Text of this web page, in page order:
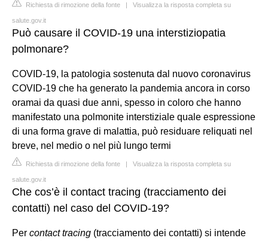
Richiesta di rimozione della fonte | Visualizza la risposta completa su
salute.gov.it
Può causare il COVID-19 una interstiziopatia
polmonare?
COVID-19, la patologia sostenuta dal nuovo coronavirus
COVID-19 che ha generato la pandemia ancora in corso
oramai da quasi due anni, spesso in coloro che hanno
manifestato una polmonite interstiziale quale espressione
di una forma grave di malattia, può residuare reliquati nel
breve, nel medio o nel più lungo termi
Richiesta di rimozione della fonte | Visualizza la risposta completa su
salute.gov.it
Che cos’è il contact tracing (tracciamento dei
contatti) nel caso del COVID-19?
Per contact tracing (tracciamento dei contatti) si intende